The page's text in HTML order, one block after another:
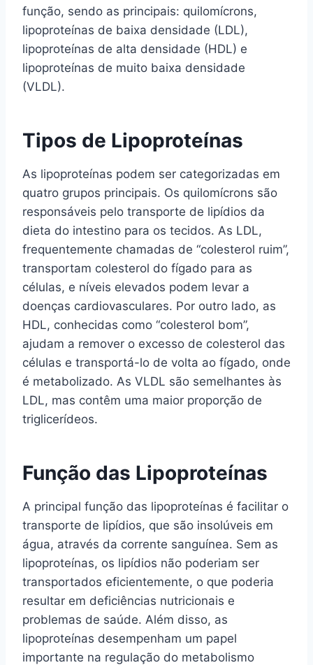
função, sendo as principais: quilomícrons,
lipoproteínas de baixa densidade (LDL),
lipoproteínas de alta densidade (HDL) e
lipoproteínas de muito baixa densidade
(VLDL).
Tipos de Lipoproteínas
As lipoproteínas podem ser categorizadas em
quatro grupos principais. Os quilomícrons são
responsáveis pelo transporte de lipídios da
dieta do intestino para os tecidos. As LDL,
frequentemente chamadas de “colesterol ruim”,
transportam colesterol do fígado para as
células, e níveis elevados podem levar a
doenças cardiovasculares. Por outro lado, as
HDL, conhecidas como “colesterol bom”,
ajudam a remover o excesso de colesterol das
células e transportá-lo de volta ao fígado, onde
é metabolizado. As VLDL são semelhantes às
LDL, mas contêm uma maior proporção de
triglicerídeos.
Função das Lipoproteínas
A principal função das lipoproteínas é facilitar o
transporte de lipídios, que são insolúveis em
água, através da corrente sanguínea. Sem as
lipoproteínas, os lipídios não poderiam ser
transportados eficientemente, o que poderia
resultar em deficiências nutricionais e
problemas de saúde. Além disso, as
lipoproteínas desempenham um papel
importante na regulação do metabolismo